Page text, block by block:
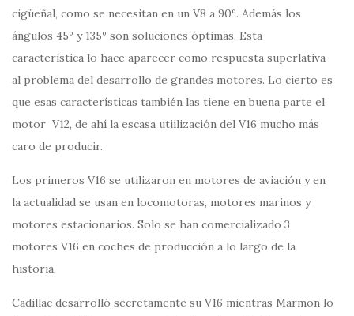
cigüeñal, como se necesitan en un V8 a 90º. Además los
ángulos 45º y 135º son soluciones óptimas. Esta
característica lo hace aparecer como respuesta superlativa
al problema del desarrollo de grandes motores. Lo cierto es
que esas características también las tiene en buena parte el
motor V12, de ahí la escasa utiilización del V16 mucho más
caro de producir.
Los primeros V16 se utilizaron en motores de aviación y en
la actualidad se usan en locomotoras, motores marinos y
motores estacionarios. Solo se han comercializado 3
motores V16 en coches de producción a lo largo de la
historia.
Cadillac desarrolló secretamente su V16 mientras Marmon lo